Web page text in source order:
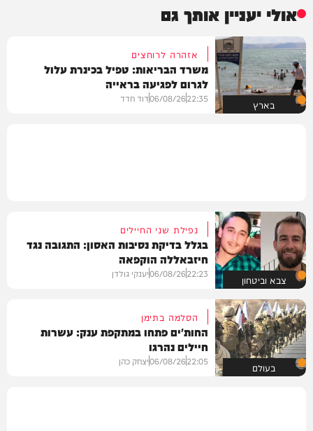
אולי יעניין אותך גם
בארץ
אזהרה לרוחצים
משרד הבריאות: טפיל בכינרת עלול
לגרום לפגיעה בראייה
22:35
06/08/26דוד חדד
צבא וביטחון
נפילת שני החיילים
בגלל בדיקת נסיבות האסון: התגובה נגד
חיזבאללה הוקפאה
22:23
06/08/26יענקי גולדן
בעולם
הסלמה בתימן
החות'ים פתחו במתקפת ענק: עשרות
חיילים נהרגו
22:05
06/08/26יצחק כהן